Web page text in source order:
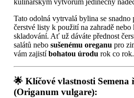
Tato odolná vytrvalá bylina se snadno
čerstvé listy k použití na zahradě
skladování. Ať už dáváte přednost
salátů nebo sušenému oreganu pro
vám zajistíbohatou úrodu rok co rok.
🌟 Klíčové vlastnosti Semena
(Origanum vulgare):